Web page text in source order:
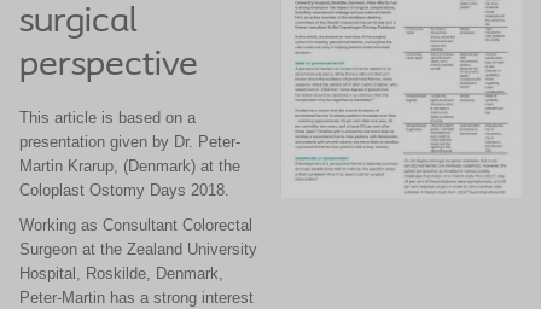
surgical
perspective
This article is based on a
presentation given by Dr. Peter-
Martin Krarup, (Denmark) at the
Coloplast Ostomy Days 2018.
Working as Consultant Colorectal
Surgeon at the Zealand University
Hospital, Roskilde, Denmark,
Peter-Martin has a strong interest